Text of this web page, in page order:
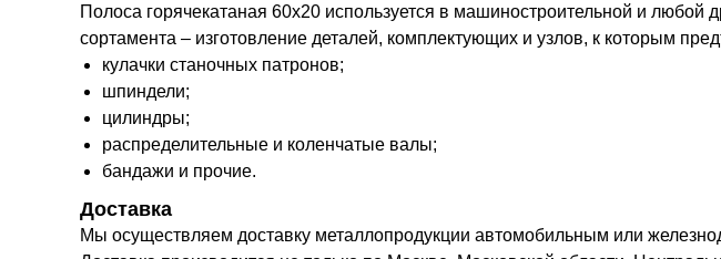
Полоса горячекатаная 60х20 используется в машиностроительной и
сортамента – изготовление деталей, комплектующих и узлов, к которым
кулачки станочных патронов;
шпиндели;
цилиндры;
распределительные и коленчатые валы;
бандажи и прочие.
Доставка
Мы осуществляем доставку металлопродукции автомобильным или